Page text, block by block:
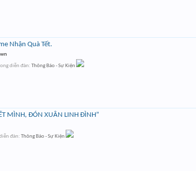
Nhận Quà Tết.
diễn đàn: Thông Báo - Sự Kiện
MÌNH, ĐÓN XUÂN LINH ĐÌNH”
đàn: Thông Báo - Sự Kiện